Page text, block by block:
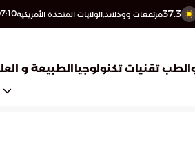
37.3مرتفعات وودلاند,الولايات المتحدة الأمريكية
تقنيات تكنولوجياالطبيعة و